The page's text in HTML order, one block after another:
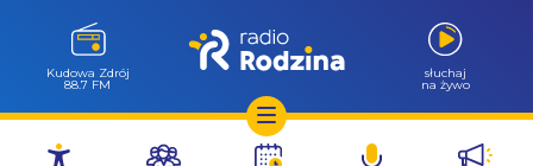
Przejdź
Kudowa Zdrój
88.7 FM
słuchaj
na żywo